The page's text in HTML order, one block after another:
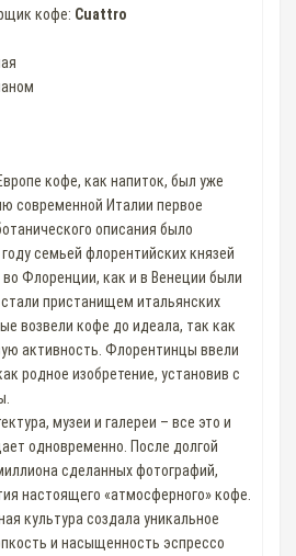
кофе: Cuattro
кофе, как напиток, был уже
современной Италии первое
описания было
семьей флорентийских князей
Флоренции, как и в Венеции были
пристанищем итальянских
возвели кофе до идеала, так как
активность. Флорентинцы ввели
родное изобретение, установив с
музеи и галереи – все это и
одновременно. После долгой
сделанных фотографий,
настоящего «атмосферного» кофе.
культура создала уникальное
и насыщенность эспрессо